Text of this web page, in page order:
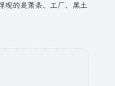
现的是萧条、工厂、黑土